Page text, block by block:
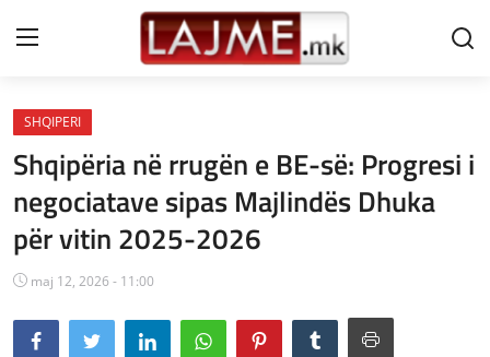
Shtëpi
LAJME MAQEDONI
SHQIPERI
KOSOVA
LAJME NGA BOTA
SHQIPERI
Shqipëria në rrugën e BE-së: Progresi i
negociatave sipas Majlindës Dhuka
për vitin 2025-2026
maj 12, 2026 - 11:00